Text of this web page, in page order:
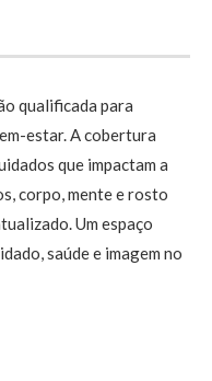
qualificada para
estar. A cobertura
que impactam a
corpo, mente e rosto
Um espaço
saúde e imagem no